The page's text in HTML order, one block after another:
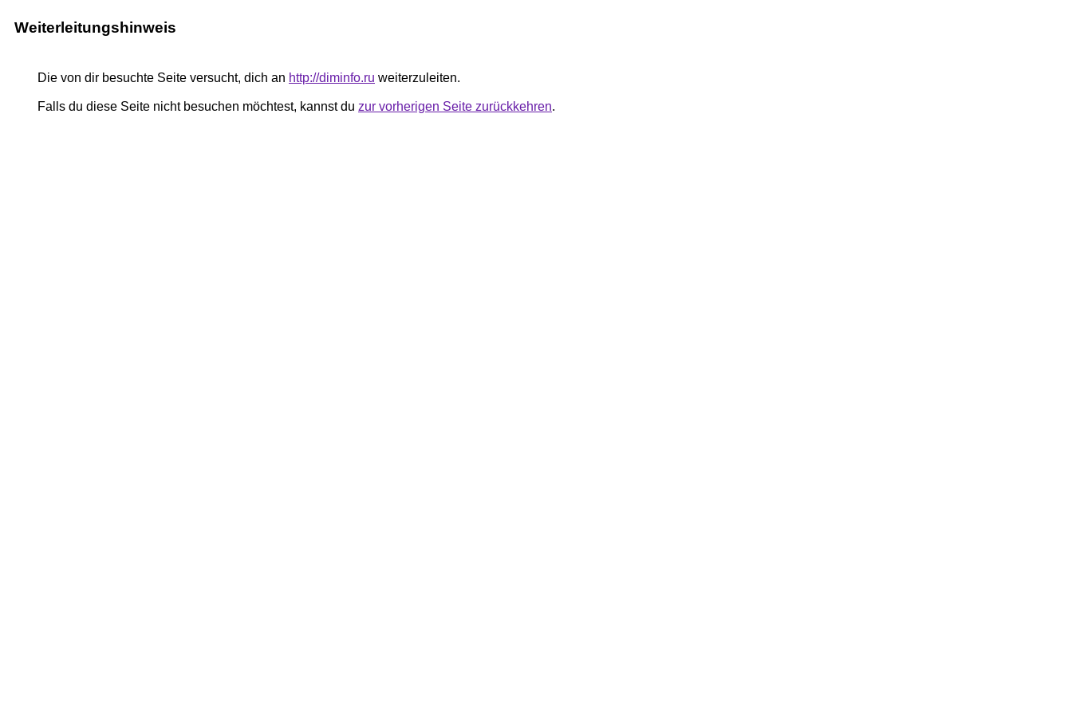
Weiterleitungshinweis
Die von dir besuchte Seite versucht, dich an http://diminfo.ru weiterzuleiten.
Falls du diese Seite nicht besuchen möchtest, kannst du zur vorherigen Seite zurückkehren.